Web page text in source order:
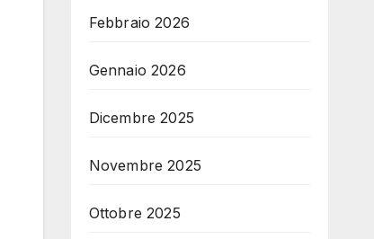
Febbraio 2026
Gennaio 2026
Dicembre 2025
Novembre 2025
Ottobre 2025